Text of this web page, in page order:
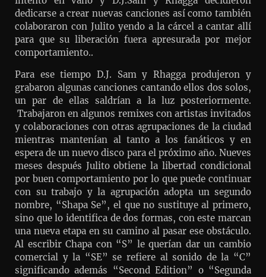
dedicarse a crear nuevas canciones así como también
colaboraron con Julito yendo a la cárcel a cantar allí
para que su liberación fuera apresurada por mejor
comportamiento..
Para ese tiempo D.J. Sam y Rhagga produjeron y
grabaron algunas canciones cantando ellos dos solos,
un par de ellas saldrían a la luz posteriormente.
Trabajaron en algunos remixes con artistas invitados
y colaboraciones con otras agrupaciones de la ciudad
mientras mantenían al tanto a los fanáticos y en
espera de un nuevo disco para el próximo año. Nueves
meses después Julito obtiene la libertad condicional
por buen comportamiento por lo que puede continuar
con su trabajo y la agrupación adopta un segundo
nombre, “Shapa Se”, el que no sustituye al primero,
sino que lo identifica de dos formas, con este marcan
una nueva etapa en su camino al pasar ese obstáculo.
Al escribir Chapa con “S” le querían dar un cambio
comercial y la “SE” se refiere al sonido de la “C”
significando además “Second Edition” o “Segunda